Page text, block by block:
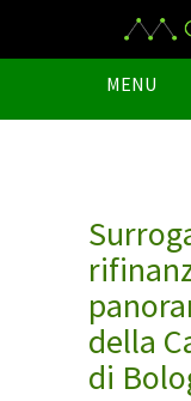
MENU
della
di